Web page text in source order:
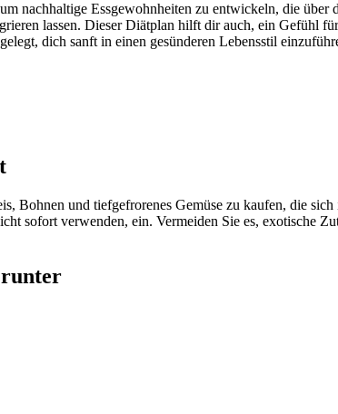
nachhaltige Essgewohnheiten zu entwickeln, die
lassen. Dieser Diätplan hilft dir auch, ein Gefühl
dich sanft in einen gesünderen Lebensstil
Bohnen und tiefgefrorenes Gemüse zu kaufen, die
sofort verwenden, ein. Vermeiden Sie es, exotische